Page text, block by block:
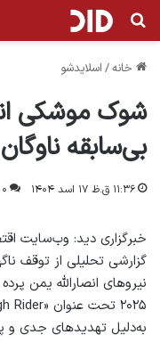
جستجو برای
خانه/ اسلایدشو
شوک موشکی
بی‌سابقه
۱۱:۳۶ ق.ظ ۱۷ اسد ۱۴۰۴ ۰
خبرگزاری دید: وب‌سایت
گزارشی تحلیلی از توقف
نیروهای انصارالله یمن
به‌دلیل تهدیدهای جدی و